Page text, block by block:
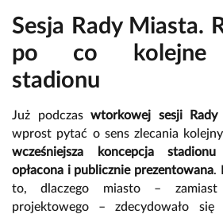
Sesja Rady Miasta.
po co kolejne
stadionu
Już podczaswtorkowej sesji Rady
wprost pytać o sens zlecania
wcześniejsza koncepcja
opłacona i publicznie prezentowana.
to, dlaczego miasto –
projektowego – zdecydowało się